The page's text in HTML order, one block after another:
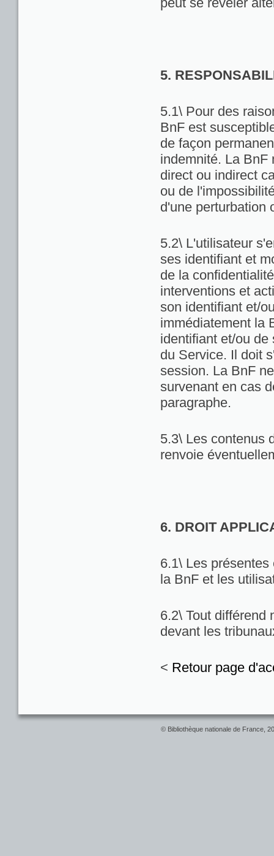
5.
5.1\ Pour des
BnF est
de façon
indemnité. La BnF
direct ou indirect
ou de
d'une perturbation
5.2\ L'utilisateur
ses identifiant et
de la
interventions et
son identifiant et/
immédiatement la
identifiant et/ou
du Service. Il doit
session. La BnF
survenant en cas
paragraphe.
5.3\ Les contenus
renvoie
6. DROIT
6.1\ Les
la BnF et les
6.2\ Tout différend
devant les
< Retour page
© Bibliothèque nationale de France,